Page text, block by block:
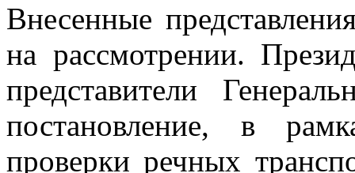
Внесенные
на рассмотрении.
представители
постановление, в
проверки речных